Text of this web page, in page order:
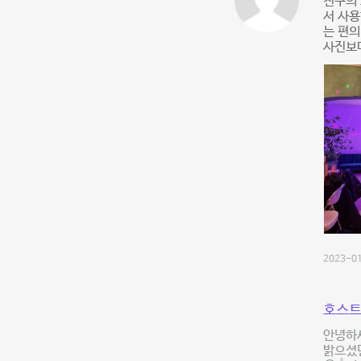
서 사
는 편
사진보
2023-
호스
안녕하
밝으